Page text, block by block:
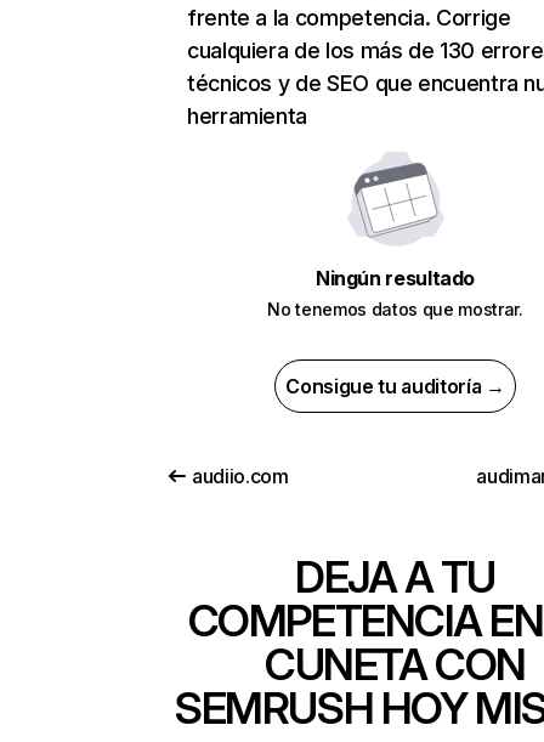
frente a la competencia. Corrige
cualquiera de los más de 130
técnicos y de SEO que encuentra
herramienta
Ningún resultado
No tenemos datos que mostrar.
Consigue tu auditoría →
audiio.com
DEJA A TU
COMPETENCIA
CUNETA CON
SEMRUSH HOY